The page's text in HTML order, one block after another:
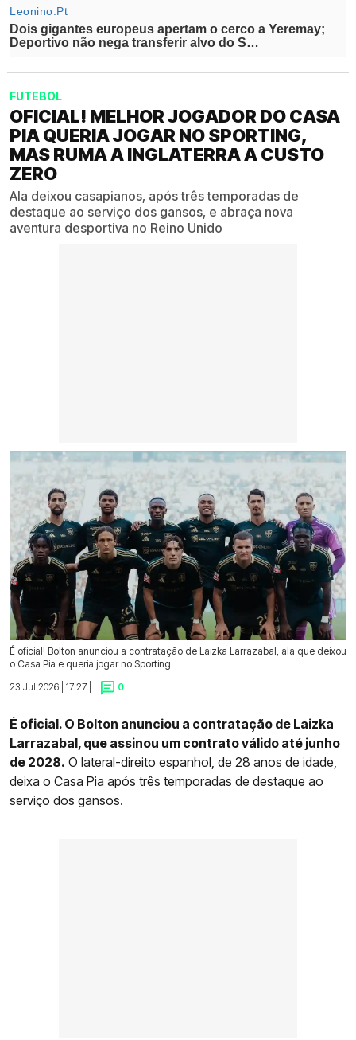
FUTEBOL
OFICIAL! MELHOR JOGADOR DO CASA
PIA QUERIA JOGAR NO SPORTING,
MAS RUMA A INGLATERRA A CUSTO
ZERO
Ala deixou casapianos, após três temporadas de
destaque ao serviço dos gansos, e abraça nova
aventura desportiva no Reino Unido
É oficial! Bolton anunciou a contratação de Laizka Larrazabal, ala que deixou
o Casa Pia e queria jogar no Sporting
23 Jul 2026 | 17:27 |
0
É oficial. O Bolton anunciou a contratação de Laizka
Larrazabal, que assinou um contrato válido até junho
de 2028. O lateral-direito espanhol, de 28 anos de idade,
deixa o Casa Pia após três temporadas de destaque ao
serviço dos gansos.